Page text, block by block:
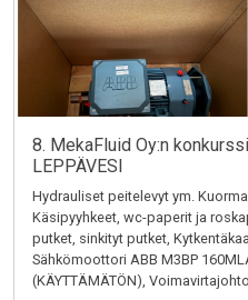
8. MekaFluid Oy:n
LEPPÄVESI
Hydrauliset peitelevyt ym.
Käsipyyhkeet, wc-paperit ja
putket, sinkityt putket,
Sähkömoottori ABB M3BP
(KÄYTTÄMÄTÖN),